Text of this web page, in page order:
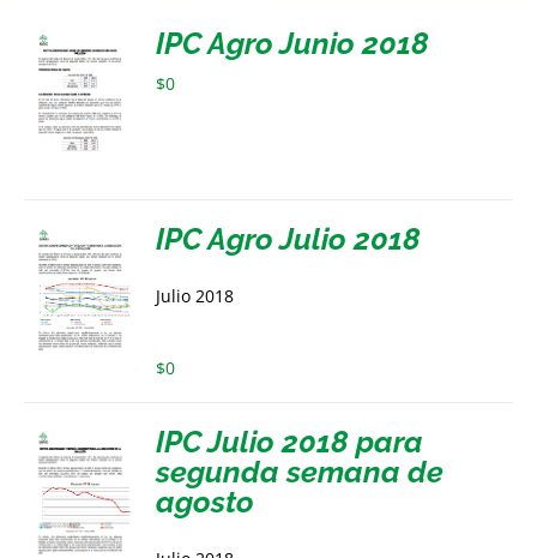
IPC Agro Junio 2018
$0
IPC Agro Julio 2018
Julio 2018
$0
IPC Julio 2018 para
segunda semana de
agosto